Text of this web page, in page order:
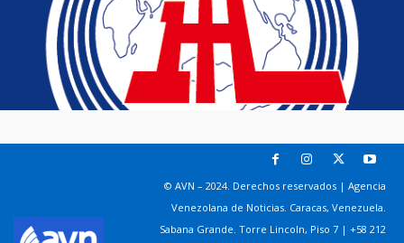
© AVN – 2024. Derechos reservados | Agencia
Venezolana de Noticias. Caracas, Venezuela.
Sabana Grande. Torre Lincoln, Piso 7 | +58 212